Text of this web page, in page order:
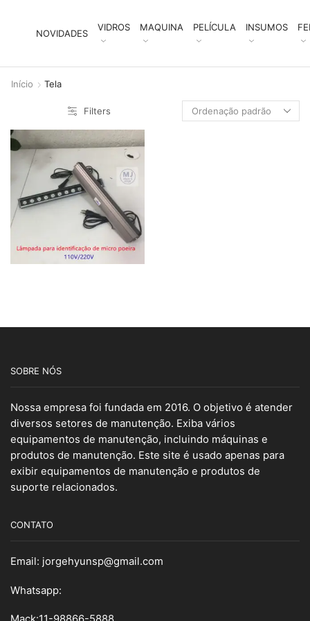
NOVIDADES
VIDROS MAQUINA PELÍCULA INSUMOS
Início Tela
Filters
SOBRE NÓS
Nossa empresa foi fundada em 2016. O objetivo é atender
diversos setores de manutenção. Exiba vários
equipamentos de manutenção, incluindo máquinas e
produtos de manutenção. Este site é usado apenas para
exibir equipamentos de manutenção e produtos de
suporte relacionados.
CONTATO
Email: jorgehyunsp@gmail.com
Whatsapp: